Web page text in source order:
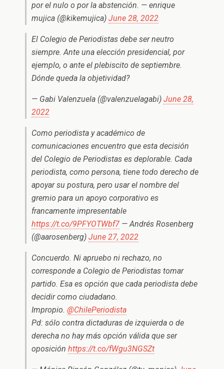
por el nulo o por la abstención. — enrique
mujica (@kikemujica) June 28, 2022
El Colegio de Periodistas debe ser neutro
siempre. Ante una elección presidencial, por
ejemplo, o ante el plebiscito de septiembre.
Dónde queda la objetividad?
— Gabi Valenzuela (@valenzuelagabi) June 28,
2022
Como periodista y académico de
comunicaciones encuentro que esta decisión
del Colegio de Periodistas es deplorable. Cada
periodista, como persona, tiene todo derecho de
apoyar su postura, pero usar el nombre del
gremio para un apoyo corporativo es
francamente impresentable
https://t.co/9PFYOTWbf7 — Andrés Rosenberg
(@aarosenberg) June 27, 2022
Concuerdo. Ni apruebo ni rechazo, no
corresponde a Colegio de Periodistas tomar
partido. Esa es opción que cada periodista debe
decidir como ciudadano.
Impropio. @ChilePeriodista
Pd: sólo contra dictaduras de izquierda o de
derecha no hay más opción válida que ser
oposición https://t.co/fWgu3NGSZt